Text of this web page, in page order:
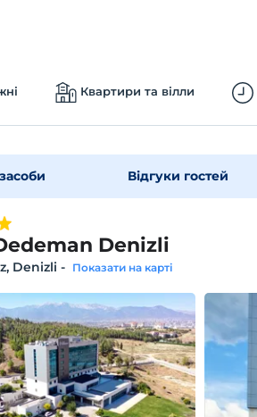
Квартири та вілли
Відгуки гостей
Denizli
Denizli - Показати на карті